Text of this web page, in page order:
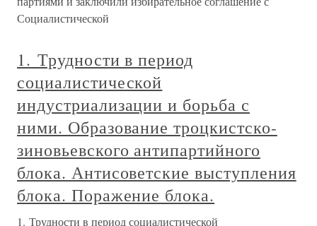
Социалистической
1. Трудности в период
социалистической
индустриализации и борьба с
ними. Образование троцкистско-
зиновьевского антипартийного
блока. Антисоветские выступления
блока. Поражение блока.
1. Трудности в период социалистической